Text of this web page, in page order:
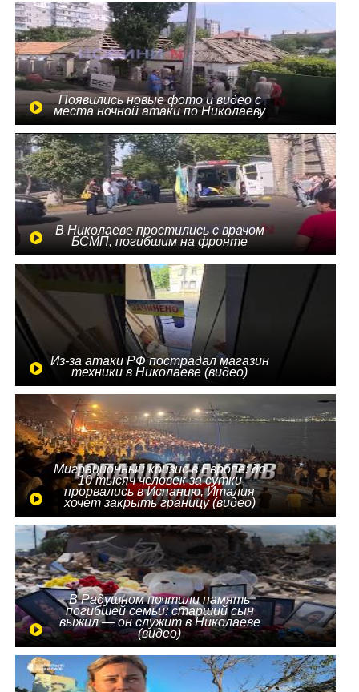
Появились новые фото и видео с
места ночной атаки по Николаеву
В Николаеве простились с врачом
БСМП, погибшим на фронте
Из-за атаки РФ пострадал магазин
техники в Николаеве (видео)
Миграционный кризис в Европе: до
10 тысяч человек за сутки
прорвались в Испанию, Италия
хочет закрыть границу (видео)
В Радушном почтили память
погибшей семьи: старший сын
выжил — он служит в Николаеве
(видео)